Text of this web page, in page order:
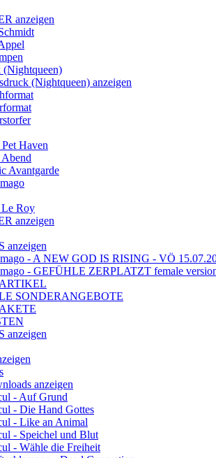
anzeigen
(Nightqueen)
(Nightqueen) anzeigen
Haven
Abend
Avantgarde
Le Roy
anzeigen
anzeigen
- A NEW GOD IS RISING - VÖ
- GEFÜHLE ZERPLATZT female
SONDERANGEBOTE
anzeigen
anzeigen
- Auf Grund
- Die Hand Gottes
- Like an Animal
- Speichel und Blut
- Wähle die Freiheit